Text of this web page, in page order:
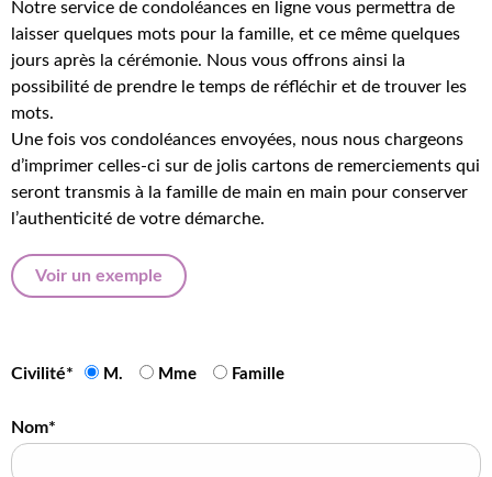
Notre service de condoléances en ligne vous permettra de
laisser quelques mots pour la famille, et ce même quelques
jours après la cérémonie. Nous vous offrons ainsi la
possibilité de prendre le temps de réfléchir et de trouver les
mots.
Une fois vos condoléances envoyées, nous nous chargeons
d’imprimer celles-ci sur de jolis cartons de remerciements qui
seront transmis à la famille de main en main pour conserver
l’authenticité de votre démarche.
Voir un exemple
Civilité* M. Mme Famille
Nom*